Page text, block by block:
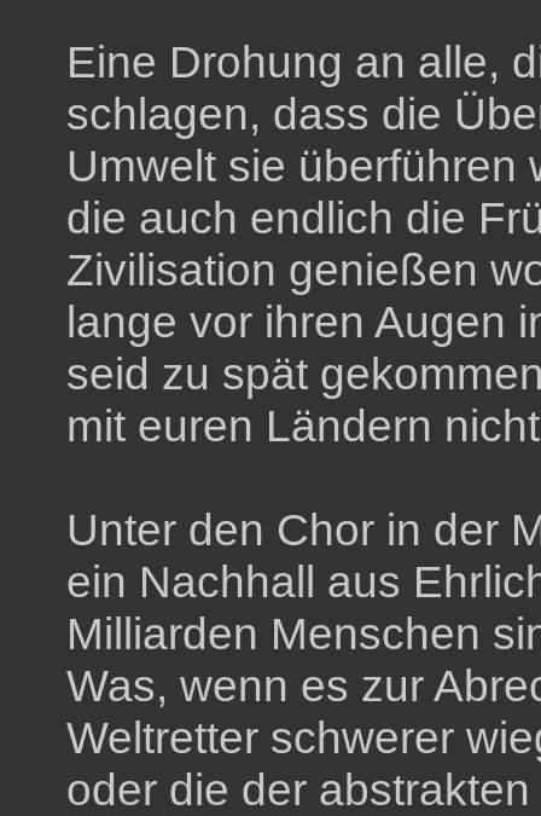
Eine Drohung an alle,
schlagen, dass die
Umwelt sie überführen
die auch endlich die
Zivilisation genießen
lange vor ihren Augen
seid zu spät
mit euren Ländern
Unter den Chor in der
ein Nachhall aus
Milliarden Menschen
Was, wenn es zur
Weltretter schwerer
oder die der